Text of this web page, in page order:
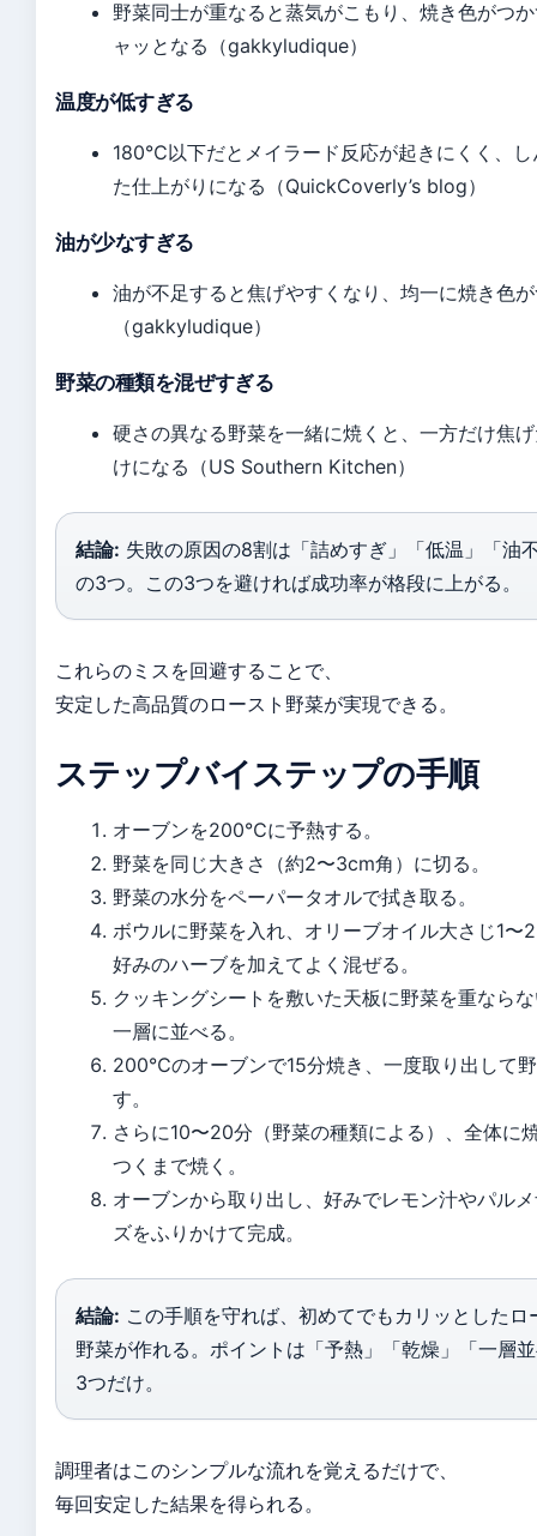
野菜同士が重なると蒸気がこもり、焼き色がつ
ャッとなる（gakkyludique）
温度が低すぎる
180℃以下だとメイラード反応が起きにくく、し
た仕上がりになる（QuickCoverly’s blog）
油が少なすぎる
油が不足すると焦げやすくなり、均一に焼き色
（gakkyludique）
野菜の種類を混ぜすぎる
硬さの異なる野菜を一緒に焼くと、一方だけ焦
けになる（US Southern Kitchen）
結論: 失敗の原因の8割は「詰めすぎ」「低温」「油
の3つ。この3つを避ければ成功率が格段に上がる。
これらのミスを回避することで、
安定した高品質のロースト野菜が実現できる。
ステップバイステップの手順
オーブンを200℃に予熱する。
野菜を同じ大きさ（約2〜3cm角）に切る。
野菜の水分をペーパータオルで拭き取る。
ボウルに野菜を入れ、オリーブオイル大さじ1〜
好みのハーブを加えてよく混ぜる。
クッキングシートを敷いた天板に野菜を重なら
一層に並べる。
200℃のオーブンで15分焼き、一度取り出して
す。
さらに10〜20分（野菜の種類による）、全体に
つくまで焼く。
オーブンから取り出し、好みでレモン汁やパル
ズをふりかけて完成。
結論: この手順を守れば、初めてでもカリッとしたロ
野菜が作れる。ポイントは「予熱」「乾燥」「一層
3つだけ。
調理者はこのシンプルな流れを覚えるだけで、
毎回安定した結果を得られる。